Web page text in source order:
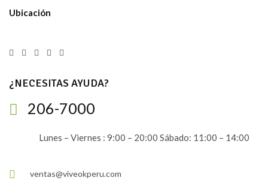
Ubicación
¿NECESITAS AYUDA?
206-7000
Lunes – Viernes : 9:00 – 20:00 Sábado: 11:00 – 14:00
ventas@viveokperu.com